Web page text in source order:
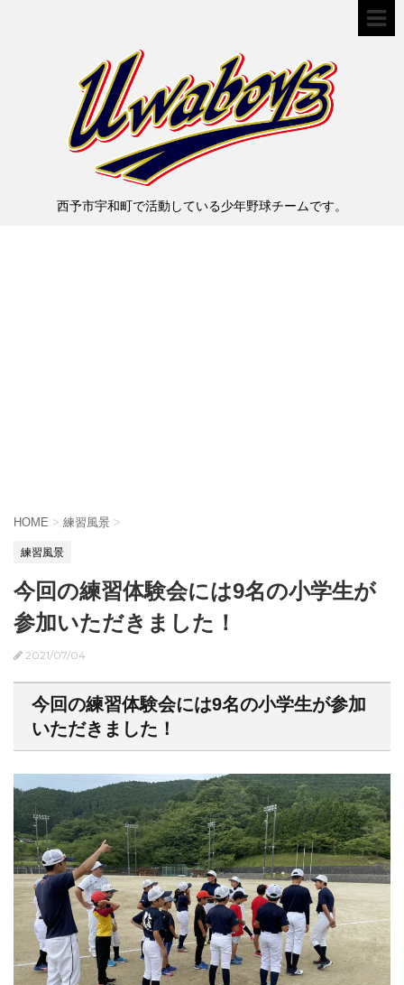
西予市宇和町で活動している少年野球チームです。
HOME > 練習風景 >
練習風景
今回の練習体験会には9名の小学生が
参加いただきました！
2021/07/04
今回の練習体験会には9名の小学生が参加
いただきました！